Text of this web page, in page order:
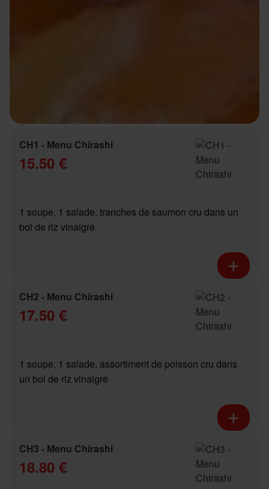
CH1 - Menu Chirashi
15.50 €
1 soupe, 1 salade, tranches de saumon cru dans un
bol de riz vinaigré
CH2 - Menu Chirashi
17.50 €
1 soupe, 1 salade, assortiment de poisson cru dans
un bol de riz vinaigré
CH3 - Menu Chirashi
18.80 €